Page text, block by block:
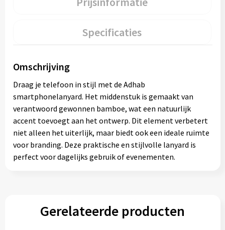
Specificaties
Omschrijving
Draag je telefoon in stijl met de Adhab
smartphonelanyard. Het middenstuk is gemaakt van
verantwoord gewonnen bamboe, wat een natuurlijk
accent toevoegt aan het ontwerp. Dit element verbetert
niet alleen het uiterlijk, maar biedt ook een ideale ruimte
voor branding. Deze praktische en stijlvolle lanyard is
perfect voor dagelijks gebruik of evenementen.
Gerelateerde producten